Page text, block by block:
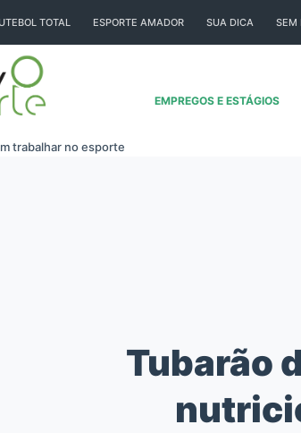
TOTAL ESPORTE AMADOR SUA DICA SEM
trabalhar no esporte
EMPREGOS E ESTÁGIOS
Tubarão